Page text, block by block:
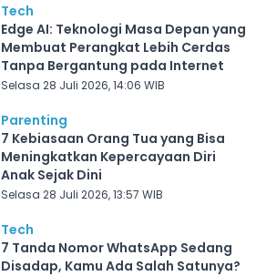
Tech
Edge AI: Teknologi Masa Depan yang
Membuat Perangkat Lebih Cerdas
Tanpa Bergantung pada Internet
Selasa 28 Juli 2026, 14:06 WIB
Parenting
7 Kebiasaan Orang Tua yang Bisa
Meningkatkan Kepercayaan Diri
Anak Sejak Dini
Selasa 28 Juli 2026, 13:57 WIB
Tech
7 Tanda Nomor WhatsApp Sedang
Disadap, Kamu Ada Salah Satunya?